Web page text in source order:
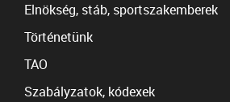
Elnökség, stáb, sportszakemberek
Történetünk
TAO
Szabályzatok, kódexek